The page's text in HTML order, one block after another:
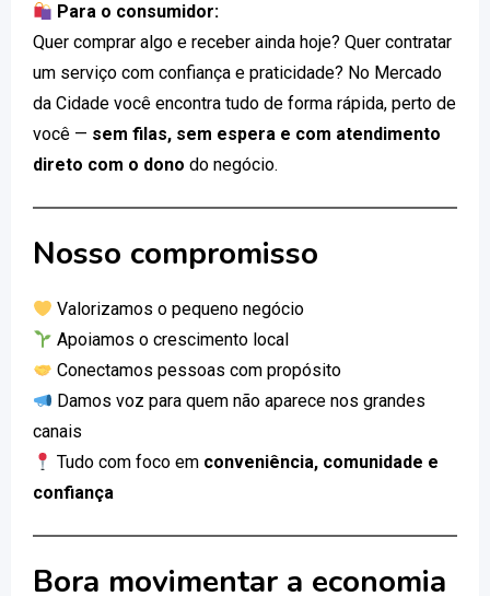
Para o consumidor:
Quer comprar algo e receber ainda hoje? Quer contratar
um serviço com confiança e praticidade? No Mercado
da Cidade você encontra tudo de forma rápida, perto de
você — sem filas, sem espera e com atendimento
direto com o dono do negócio.
Nosso compromisso
Valorizamos o pequeno negócio
Apoiamos o crescimento local
Conectamos pessoas com propósito
Damos voz para quem não aparece nos grandes
canais
Tudo com foco em conveniência, comunidade e
confiança
Bora movimentar a economia